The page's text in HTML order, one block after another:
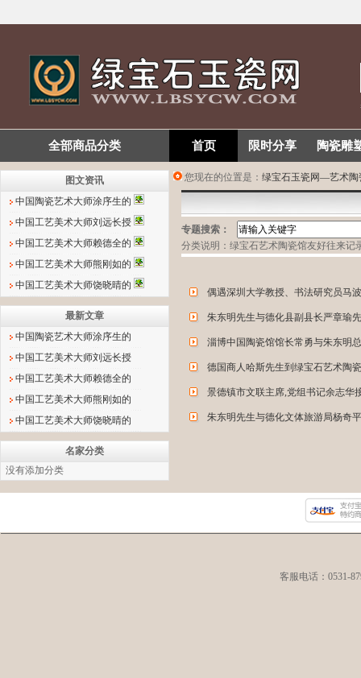
全部商品分类 首页 限时分享 陶瓷雕
图文资讯
中国陶瓷艺术大师涂序生的
中国工艺美术大师刘远长授
中国工艺美术大师赖德全的
中国工艺美术大师熊刚如的
中国工艺美术大师饶晓晴的
最新文章
中国陶瓷艺术大师涂序生的
中国工艺美术大师刘远长授
中国工艺美术大师赖德全的
中国工艺美术大师熊刚如的
中国工艺美术大师饶晓晴的
名家分类
没有添加分类
您现在的位置是： 绿宝石玉瓷网—艺术陶
专题搜索：
分类说明：绿宝石艺术陶瓷馆友好往来记
偶遇深圳大学教授、书法研究员马
朱东明先生与德化县副县长严章瑜
淄博中国陶瓷馆馆长常勇与朱东明
德国商人哈斯先生到绿宝石艺术陶
景德镇市文联主席,党组书记余志华
朱东明先生与德化文体旅游局杨奇
客服电话：0531-